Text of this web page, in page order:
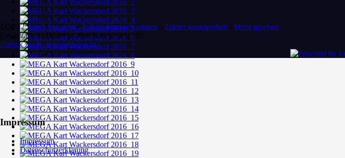
TOP 12:Hoch bewertet-Zuletzt hinzugekommen - Zuletzt kommentiert - Meist gesehen
Gesamtanzahl Bilder in allen Kategorien: 510
Zurück zur Kategorieübersicht
Impressum
Impressum
Datenschutzerklärung